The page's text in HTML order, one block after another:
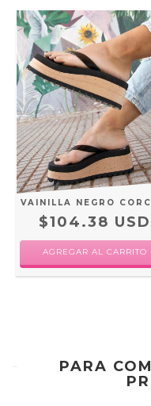
VAINILLA NEGRO
$104.38 USD
AGREGAR AL CARRITO
PARA